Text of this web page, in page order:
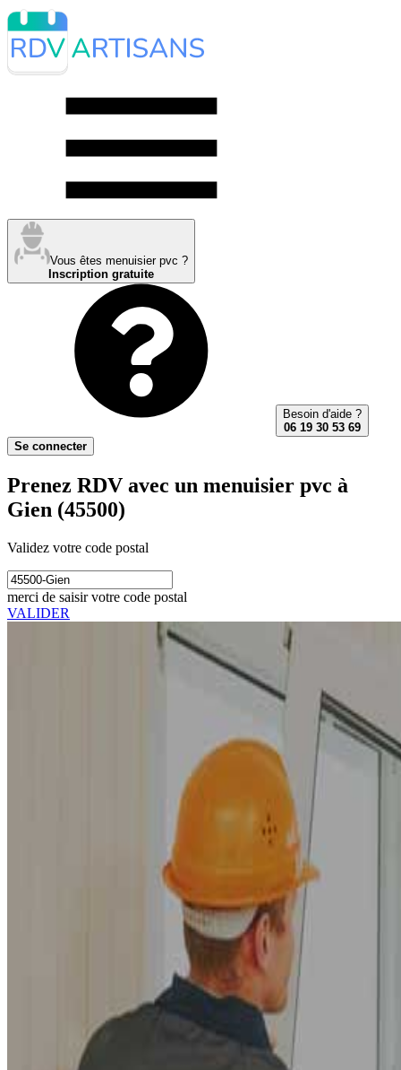
Vous êtes menuisier pvc ?
Inscription gratuite
Besoin d'aide ?
06 19 30 53 69
Se connecter
Prenez RDV avec un menuisier pvc à
Gien (45500)
Validez votre code postal
merci de saisir votre code postal
VALIDER